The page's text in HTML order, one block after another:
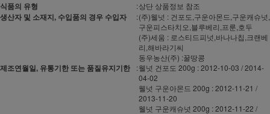
식품의 유형 :상단 상품정보 참조
생산자 및 소재지, 수입품의 경우 수입자 :(주)웰넛 : 건포도,구운아몬드,구운캐슈넛,
구운피스타치오,블루베리,프룬,호두
(주)세움 : 로스티드피넛,바나나칩,크랜베
리,해바라기씨
동우농산(주) :꿀땅콩
제조연월일, 유통기한 또는 품질유지기한 :웰넛 건포도 200g : 2012-10-03 / 2014-
04-02
웰넛 구운아몬드 200g : 2012-11-21 /
2013-11-20
웰넛 구운캐슈넛 200g : 2012-11-22 /